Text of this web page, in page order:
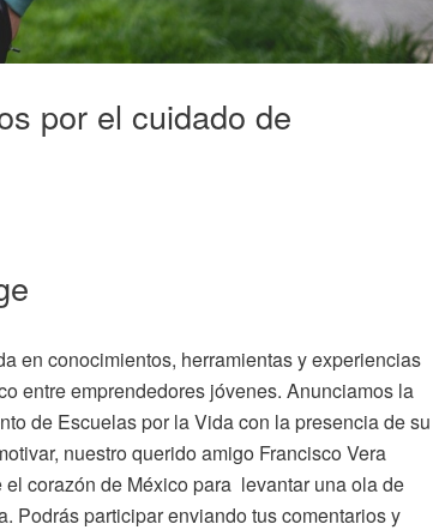
por el cuidado de
en conocimientos, herramientas y experiencias
entre emprendedores jóvenes. Anunciamos la
de Escuelas por la Vida con la presencia de su
nuestro querido amigo Francisco Vera
corazón de México para levantar una ola de
Podrás participar enviando tus comentarios y